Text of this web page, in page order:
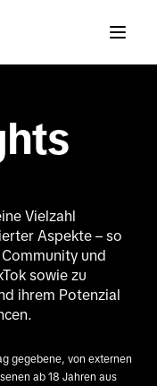
Vielzahl
Aspekte – so
und
sowie zu
ihrem Potenzial
gegebene, von externen
ab 18 Jahren aus